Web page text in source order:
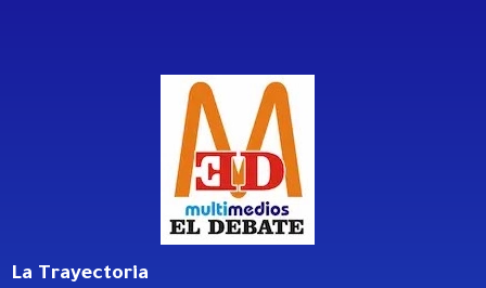
La Trayectoria